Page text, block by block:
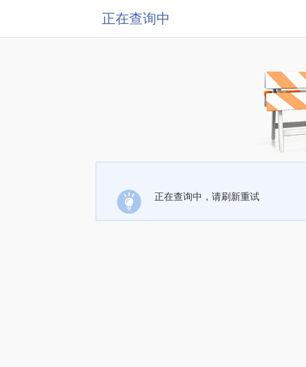
正在查询中
正在查询中，请刷新重试